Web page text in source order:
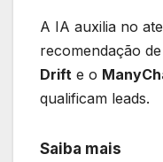
A IA auxilia no
recomendação
Drift e o
qualificam leads.
Saiba mais